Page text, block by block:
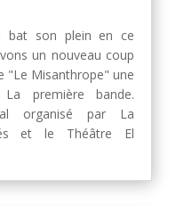
bat son plein en ce
un nouveau coup
"Le Misanthrope" une
première bande.
organisé par La
et le Théâtre El